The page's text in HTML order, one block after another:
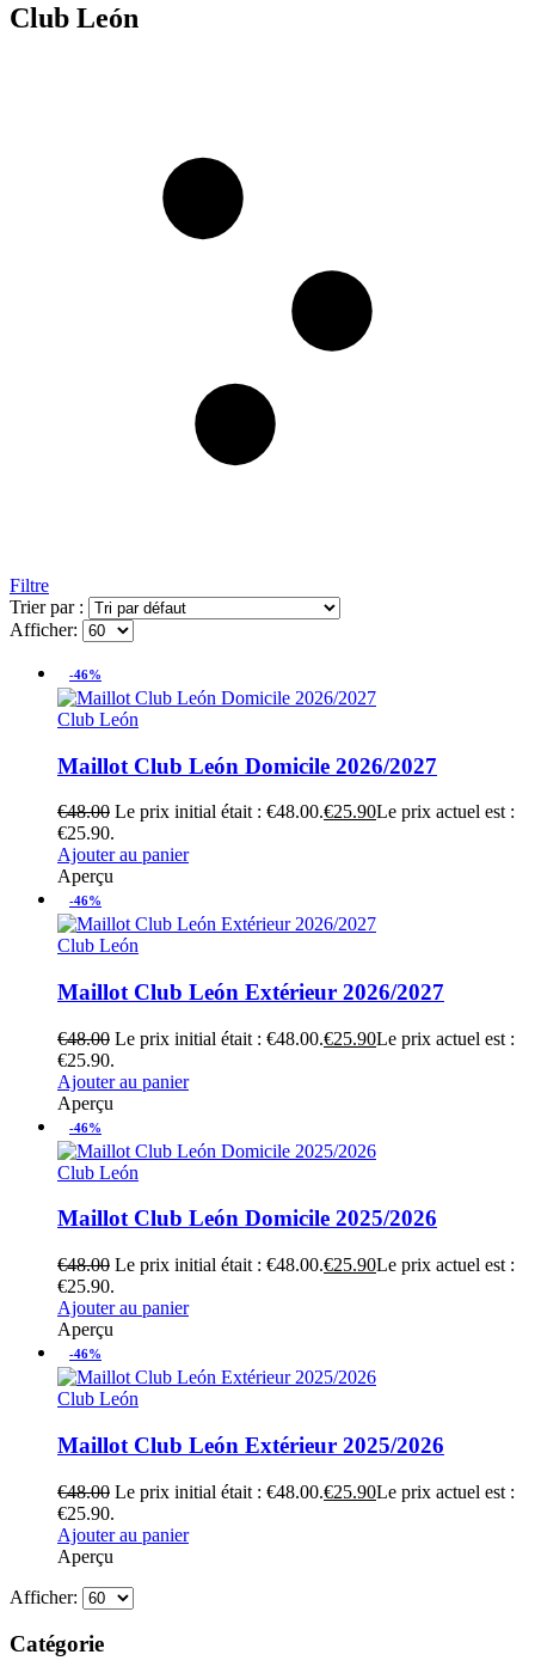
Club León
Filtre
Trier par :
Afficher:
-46%
Club León
Maillot Club León Domicile 2026/2027
€48.00 Le prix initial était : €48.00.€25.90Le prix actuel est :
€25.90.
Ajouter au panier
Aperçu
-46%
Club León
Maillot Club León Extérieur 2026/2027
€48.00 Le prix initial était : €48.00.€25.90Le prix actuel est :
€25.90.
Ajouter au panier
Aperçu
-46%
Club León
Maillot Club León Domicile 2025/2026
€48.00 Le prix initial était : €48.00.€25.90Le prix actuel est :
€25.90.
Ajouter au panier
Aperçu
-46%
Club León
Maillot Club León Extérieur 2025/2026
€48.00 Le prix initial était : €48.00.€25.90Le prix actuel est :
€25.90.
Ajouter au panier
Aperçu
Afficher:
Catégorie